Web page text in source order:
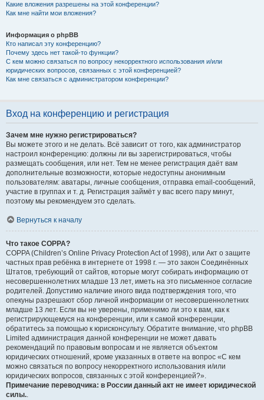
Какие вложения разрешены на этой конференции?
Как мне найти мои вложения?
Информация о phpBB
Кто написал эту конференцию?
Почему здесь нет такой-то функции?
С кем можно связаться по вопросу некорректного использования и/или
юридических вопросов, связанных с этой конференцией?
Как мне связаться с администратором конференции?
Вход на конференцию и регистрация
Зачем мне нужно регистрироваться?
Вы можете этого и не делать. Всё зависит от того, как администратор
настроил конференцию: должны ли вы зарегистрироваться, чтобы
размещать сообщения, или нет. Тем не менее регистрация даёт вам
дополнительные возможности, которые недоступны анонимным
пользователям: аватары, личные сообщения, отправка email-сообщений,
участие в группах и т. д. Регистрация займёт у вас всего пару минут,
поэтому мы рекомендуем это сделать.
Вернуться к началу
Что такое COPPA?
COPPA (Children’s Online Privacy Protection Act of 1998), или Акт о защите
частных прав ребёнка в интернете от 1998 г. — это закон Соединённых
Штатов, требующий от сайтов, которые могут собирать информацию от
несовершеннолетних младше 13 лет, иметь на это письменное согласие
родителей. Допустимо наличие иного вида подтверждения того, что
опекуны разрешают сбор личной информации от несовершеннолетних
младше 13 лет. Если вы не уверены, применимо ли это к вам, как к
регистрирующемуся на конференции, или к самой конференции,
обратитесь за помощью к юрисконсульту. Обратите внимание, что phpBB
Limited администрация данной конференции не может давать
рекомендаций по правовым вопросам и не является объектом
юридических отношений, кроме указанных в ответе на вопрос «С кем
можно связаться по вопросу некорректного использования и/или
юридических вопросов, связанных с этой конференцией?».
Примечание переводчика: в России данный акт не имеет юридической
силы..